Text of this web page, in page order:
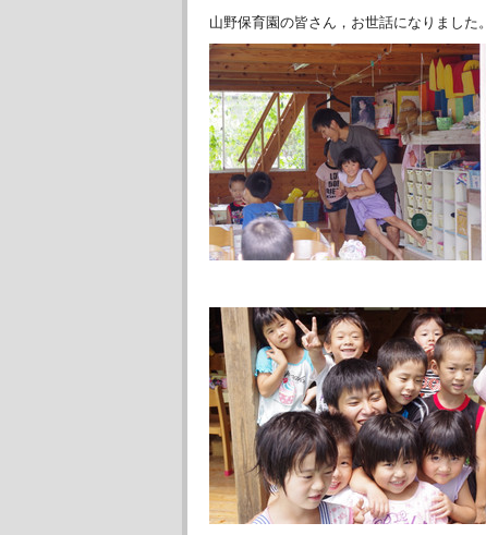
山野保育園の皆さん，お世話になりました。